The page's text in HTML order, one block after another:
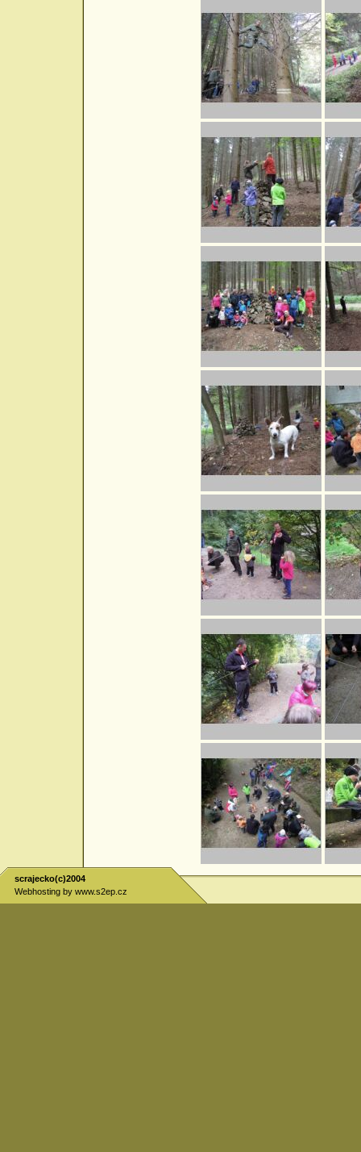
scrajecko(c)2004
Webhosting by www.s2ep.cz